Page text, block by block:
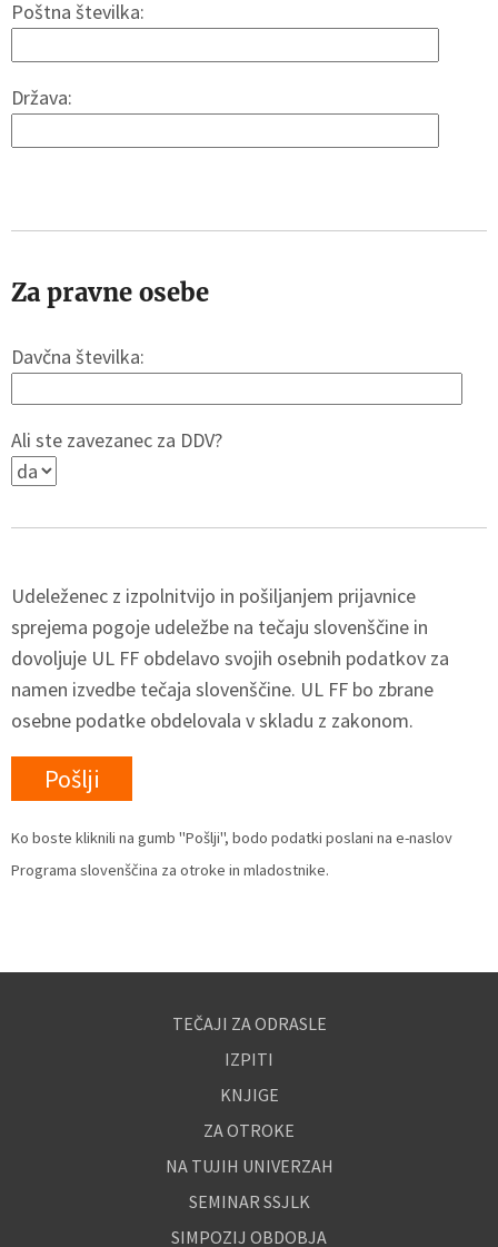
Poštna številka:
Država:
Za pravne osebe
Davčna številka:
Ali ste zavezanec za DDV?
Udeleženec z izpolnitvijo in pošiljanjem prijavnice
sprejema pogoje udeležbe na tečaju slovenščine in
dovoljuje UL FF obdelavo svojih osebnih podatkov za
namen izvedbe tečaja slovenščine. UL FF bo zbrane
osebne podatke obdelovala v skladu z zakonom.
Ko boste kliknili na gumb "Pošlji", bodo podatki poslani na e-naslov
Programa slovenščina za otroke in mladostnike.
TEČAJI ZA ODRASLE
IZPITI
KNJIGE
ZA OTROKE
NA TUJIH UNIVERZAH
SEMINAR SSJLK
SIMPOZIJ OBDOBJA